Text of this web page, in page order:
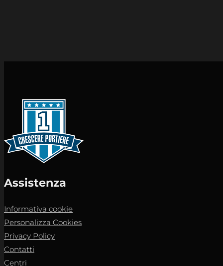
Assistenza
Informativa cookie
Personalizza Cookies
Privacy Policy
Contatti
Centri